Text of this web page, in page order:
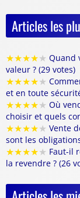
Articles les
★★★★★ Quand
valeur ? (29 votes)
★★★★★
et en toute
★★★★★ Où
choisir et quels
★★★★★ Vente
sont les
★★★★★ Faut-il
la revendre ? (26